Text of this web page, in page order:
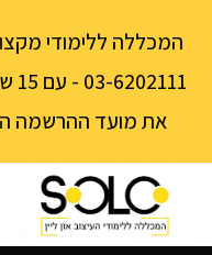
המכללה ללימודי
את מועד ההרשמה